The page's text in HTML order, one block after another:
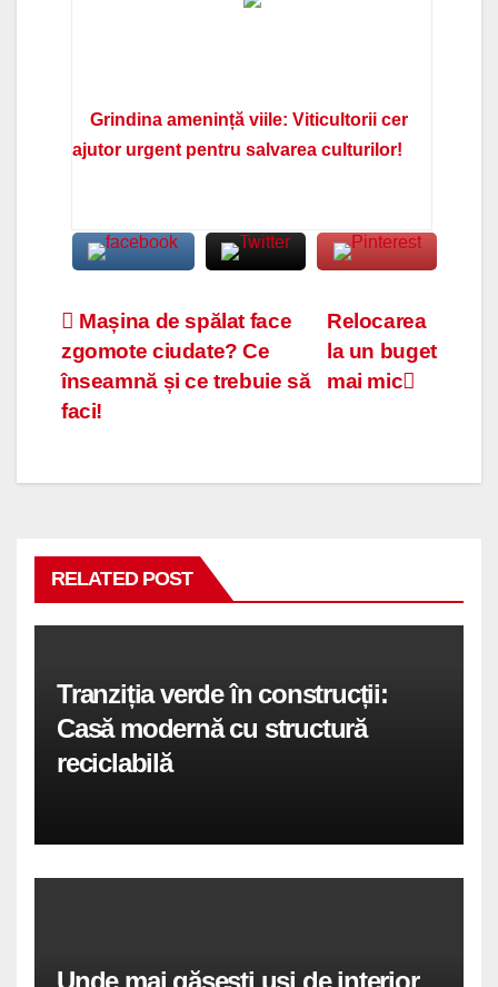
Grindina amenință viile: Viticultorii cer
ajutor urgent pentru salvarea culturilor!
Navigare
în
articole
Relocarea
la un buget
mai mic
Mașina de spălat face
zgomote ciudate? Ce
înseamnă și ce trebuie să
faci!
RELATED POST
Tranziția verde în construcții:
Casă modernă cu structură
reciclabilă
Unde mai găsești uși de interior